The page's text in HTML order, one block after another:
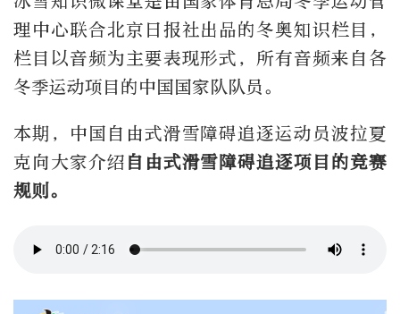
理中心联合北京日报社出品的冬奥知识栏目，
栏目以音频为主要表现形式，所有音频来自各
冬季运动项目的中国国家队队员。
本期，中国自由式滑雪障碍追逐运动员波拉夏
克向大家介绍 自由式滑雪障碍追逐项目的竞赛
规则。